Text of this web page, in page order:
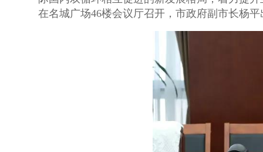
在名城广场46楼会议厅召开，市政府副市长杨